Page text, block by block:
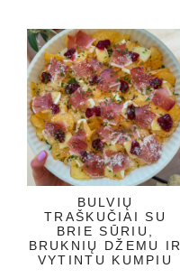
BULVIŲ
TRAŠKUČIAI SU
BRIE SŪRIU,
BRUKNIŲ DŽEMU IR
VYTINTU KUMPIU